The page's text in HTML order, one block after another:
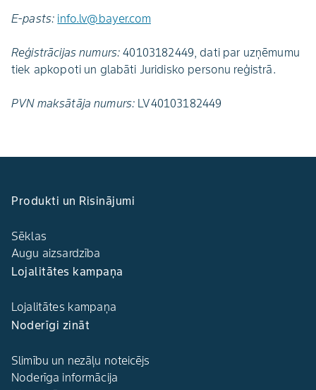
E-pasts: info.lv@bayer.com
Reģistrācijas numurs: 40103182449, dati par uzņēmumu
tiek apkopoti un glabāti Juridisko personu reģistrā.
PVN maksātāja numurs: LV40103182449
Produkti un Risinājumi
Sēklas
Augu aizsardzība
Lojalitātes kampaņa
Lojalitātes kampaņa
Noderīgi zināt
Slimību un nezāļu noteicējs
Noderīga informācija